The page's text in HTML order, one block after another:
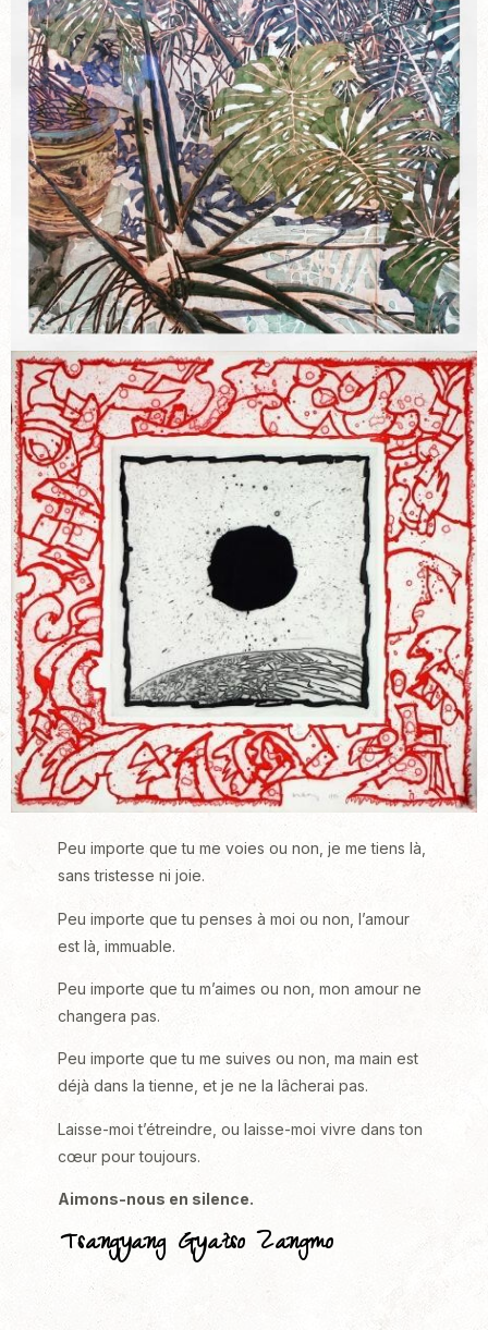
Peu importe que tu me voies ou non, je me tiens là,
sans tristesse ni joie.
Peu importe que tu penses à moi ou non, l’amour
est là, immuable.
Peu importe que tu m’aimes ou non, mon amour ne
changera pas.
Peu importe que tu me suives ou non, ma main est
déjà dans la tienne, et je ne la lâcherai pas.
Laisse-moi t’étreindre, ou laisse-moi vivre dans ton
cœur pour toujours.
Aimons-nous en silence.
Tsangyang Gyatso Zangmo